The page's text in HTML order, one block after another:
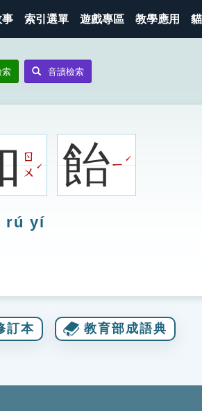
事 索引選單 遊戲專區 教學應用
索 音讀檢索
ㄖ
ㄨ
ˊ 飴ㄧ
ˊ
rú yí
訂本 教育部成語典